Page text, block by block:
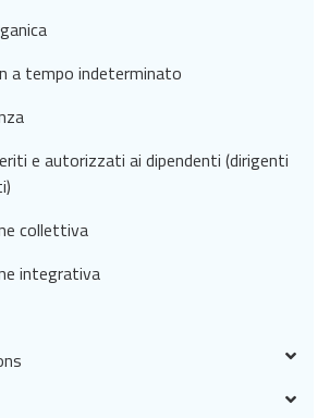
a tempo indeterminato
e autorizzati ai dipendenti (dirigenti
collettiva
integrativa